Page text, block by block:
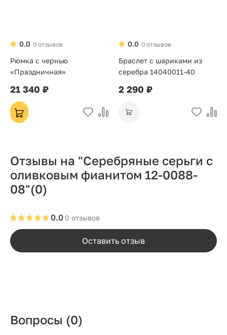
0 отзывов
0.0
Рюмка с чернью
«Праздничная»
21 340 ₽
0 отзывов
0.0
Браслет с шариками из
серебра 14040011-40
2 290 ₽
Отзывы на "Серебряные серьги с
оливковым фианитом 12-0088-
08"(0)
0 отзывов
0.0
Оставить отзыв
Вопросы (0)